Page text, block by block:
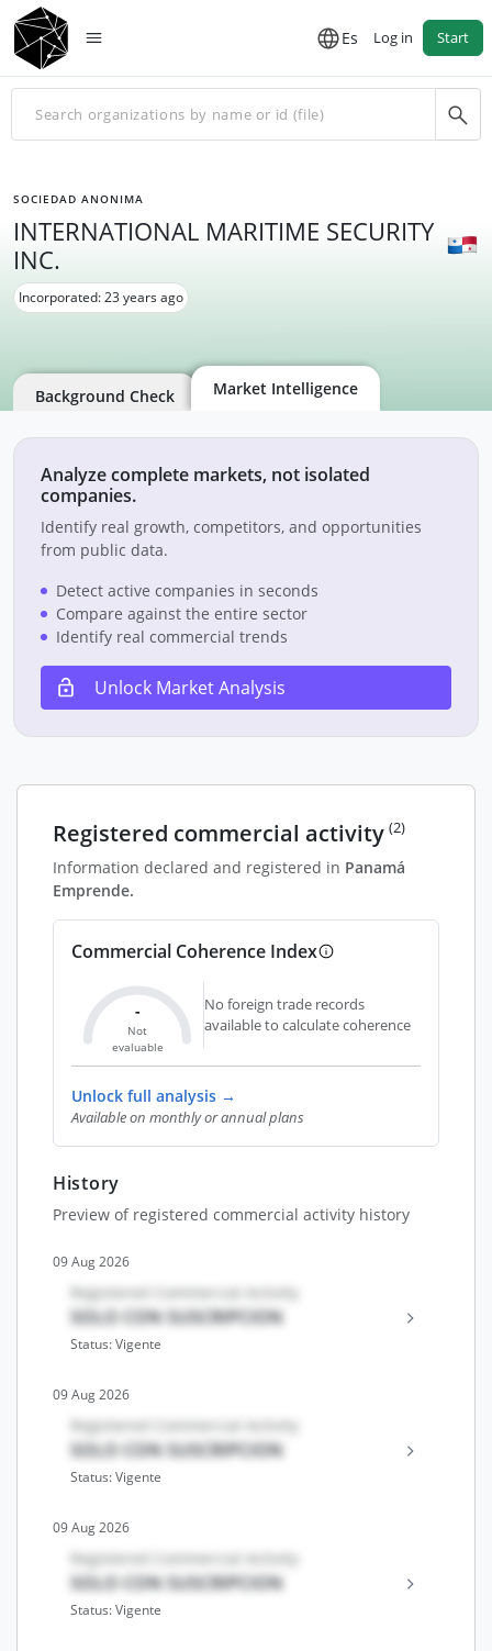
Es Log in Start
SOCIEDAD ANONIMA
INTERNATIONAL MARITIME SECURITY
INC.
Incorporated: 23 years ago
Background Check Market Intelligence
Analyze complete markets, not isolated
companies.
Identify real growth, competitors, and opportunities
from public data.
Detect active companies in seconds
Compare against the entire sector
Identify real commercial trends
Unlock Market Analysis
Registered commercial activity (2)
Information declared and registered in Panamá
Emprende.
Commercial Coherence Index
-
Not
evaluable
No foreign trade records
available to calculate coherence
Unlock full analysis →
Available on monthly or annual plans
History
Preview of registered commercial activity history
09 Aug 2026
Registered Commercial Activity
SOLO CON SUSCRIPCION
Status: Vigente
09 Aug 2026
Registered Commercial Activity
SOLO CON SUSCRIPCION
Status: Vigente
09 Aug 2026
Registered Commercial Activity
SOLO CON SUSCRIPCION
Status: Vigente